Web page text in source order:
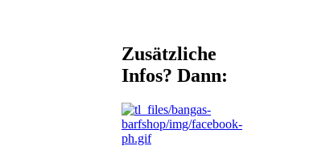
Zusätzliche
Infos? Dann: